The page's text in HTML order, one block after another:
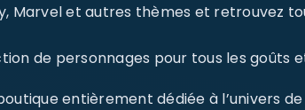
Marvel et autres thèmes et retrouvez
de personnages pour tous les goûts
entièrement dédiée à l’univers de